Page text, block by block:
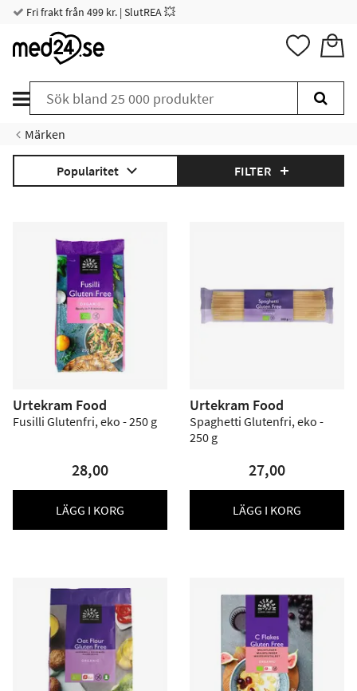
Fri frakt från 499 kr. | SlutREA 💥
Märken
Popularitet FILTER
Urtekram Food
Fusilli Glutenfri, eko - 250 g
28,00
LÄGG I KORG
Urtekram Food
Spaghetti Glutenfri, eko -
250 g
27,00
LÄGG I KORG